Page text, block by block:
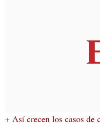
+ Así crecen los casos de